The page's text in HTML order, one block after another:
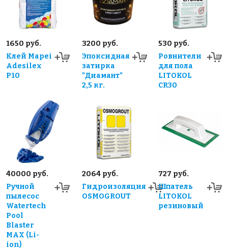
1650 руб.
Клей Mapei
Adesilex
P10
3200 руб.
Эпоксидная
затирка
"Диамант"
2,5 кг.
530 руб.
Ровнители
для пола
LITOKOL
CR30
40000 руб.
Ручной
пылесос
Watertech
Pool
Blaster
MAX (Li-
ion)
2064 руб.
Гидроизоляция
OSMOGROUT
727 руб.
Шпатель
LITOKOL
резиновый